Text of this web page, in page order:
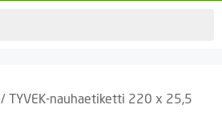
/ TYVEK-nauhaetiketti 220 x 25,5